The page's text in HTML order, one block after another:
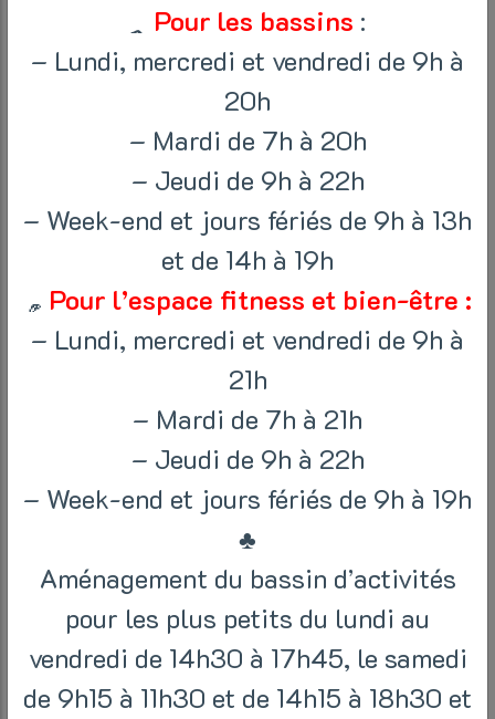
DU CAB
31 juillet 2024 > 31 août 2024
/ L’application du CAB
Ça y est !
Le CAB débarque sur vos mobiles.
Pour les bassins :
– Lundi, mercredi et vendredi de 9h à
20h
– Mardi de 7h à 20h
– Jeudi de 9h à 22h
– Week-end et jours fériés de 9h à 13h
et de 14h à 19h
Pour l’espace fitness et bien-être :
– Lundi, mercredi et vendredi de 9h à
21h
– Mardi de 7h à 21h
– Jeudi de 9h à 22h
– Week-end et jours fériés de 9h à 19h
♣
Aménagement du bassin d’activités
pour les plus petits du lundi au
vendredi de 14h30 à 17h45, le samedi
de 9h15 à 11h30 et de 14h15 à 18h30 et